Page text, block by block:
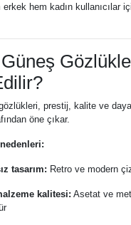
hem kadın kullanıcılar
prestij, kalite ve
öne çıkar.
tasarım: Retro ve modern
kalitesi: Asetat ve